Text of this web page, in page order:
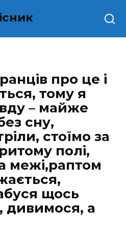
про це і
тому я
– майже
сну,
стоїмо за
полі,
межі,раптом
щось
дивимося, а